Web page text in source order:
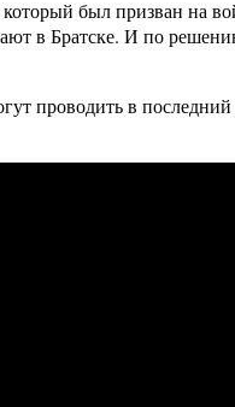
был призван на
в Братске. И по
проводить в последний